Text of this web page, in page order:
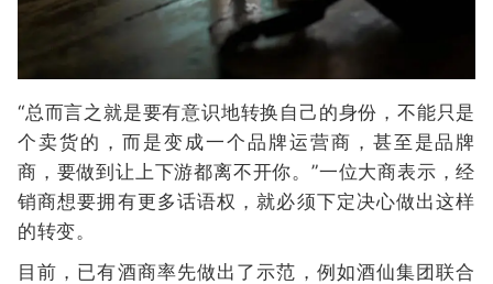
“总而言之就是要有意识地转换自己的身份，不能只是
个卖货的，而是变成一个品牌运营商，甚至是品牌
商，要做到让上下游都离不开你。”一位大商表示，经
销商想要拥有更多话语权，就必须下定决心做出这样
的转变。
目前，已有酒商率先做出了示范，例如酒仙集团联合